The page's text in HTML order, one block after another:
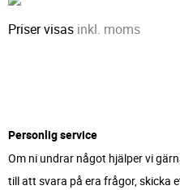
Priser visas inkl. moms
Personlig service
Om ni undrar något hjälper vi
till att svara på era frågor, skicka